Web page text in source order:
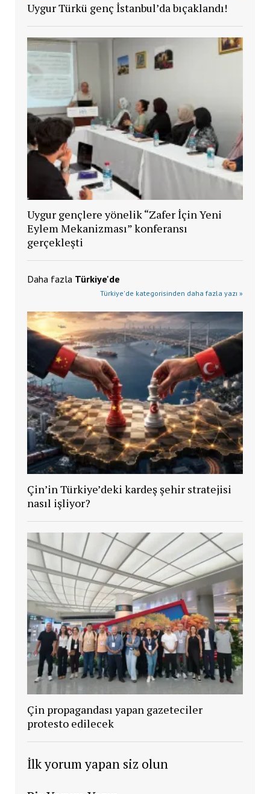
Uygur Türkü genç İstanbul’da bıçaklandı!
Uygur gençlere yönelik “Zafer İçin Yeni
Eylem Mekanizması” konferansı
gerçekleşti
Daha fazla Türkiye'de
Türkiye'de kategorisinden daha fazla yazı »
Çin’in Türkiye’deki kardeş şehir stratejisi
nasıl işliyor?
Çin propagandası yapan gazeteciler
protesto edilecek
İlk yorum yapan siz olun